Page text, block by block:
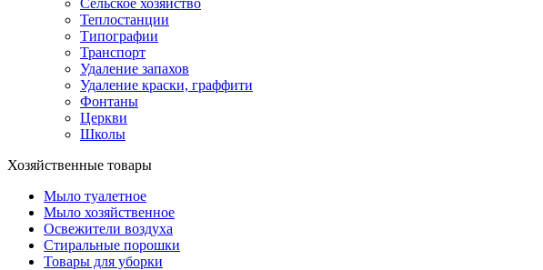
Сельское хозяйство
Теплостанции
Типографии
Транспорт
Удаление запахов
Удаление краски, граффити
Фонтаны
Церкви
Школы
Хозяйственные товары
Мыло туалетное
Мыло хозяйственное
Освежители воздуха
Стиральные порошки
Товары для уборки